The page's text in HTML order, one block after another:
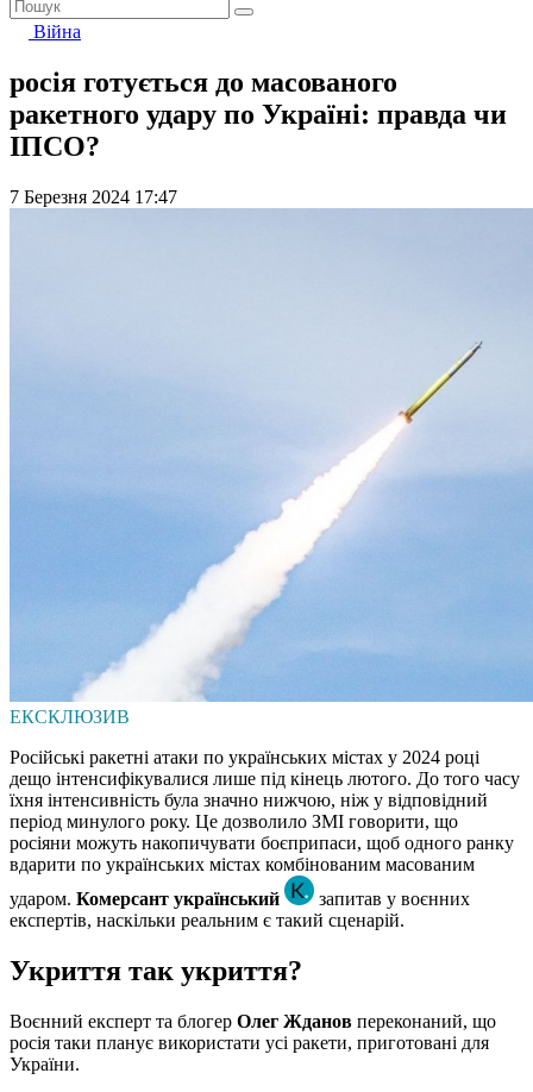
Війна
росія готується до масованого
ракетного удару по Україні: правда чи
ІПСО?
7 Березня 2024 17:47
ЕКСКЛЮЗИВ
Російські ракетні атаки по українських містах у 2024 році
дещо інтенсифікувалися лише під кінець лютого. До того часу
їхня інтенсивність була значно нижчою, ніж у відповідний
період минулого року. Це дозволило ЗМІ говорити, що
росіяни можуть накопичувати боєприпаси, щоб одного ранку
вдарити по українських містах комбінованим масованим
ударом. Комерсант український
запитав у воєнних
експертів, наскільки реальним є такий сценарій.
Укриття так укриття?
Воєнний експерт та блогер Олег Жданов переконаний, що
росія таки планує використати усі ракети, приготовані для
України.